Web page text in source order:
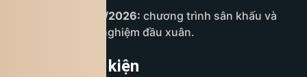
Đầu năm 01/01/2026: chương trình sân khấu và
hoạt động trải nghiệm đầu xuân.
Thông tin sự kiện